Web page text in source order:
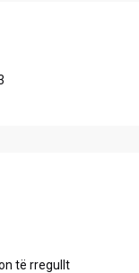
të rregullt